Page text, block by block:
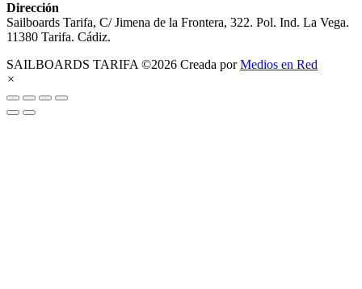
Dirección
Sailboards Tarifa, C/ Jimena de la Frontera, 322. Pol. Ind. La Vega.
11380 Tarifa. Cádiz.
SAILBOARDS TARIFA ©2026 Creada porMedios en Red
×